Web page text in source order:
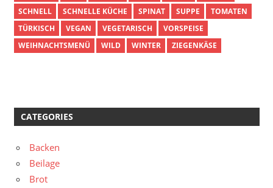
SCHNELL
SCHNELLE KÜCHE SPINAT SUPPE
TOMATEN
TÜRKISCH
VEGAN VEGETARISCH
VORSPEISE
WEIHNACHTSMENÜ
WILD WINTER ZIEGENKÄSE
CATEGORIES
Backen
Beilage
Brot